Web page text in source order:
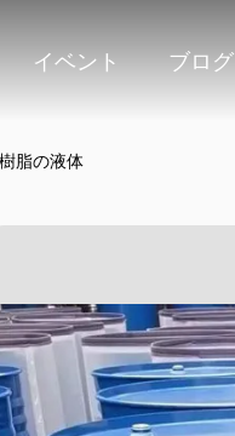
イベント ブログ
脂の液体